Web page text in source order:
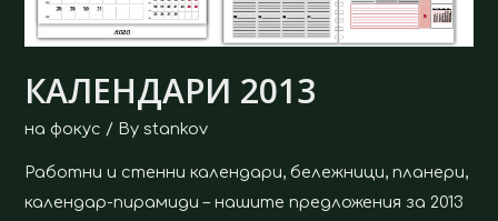
КАЛЕНДАРИ 2013
на фокус / Bystankov
Работни и стенни календари, бележници, планери,
календар-пирамиди – нашите предложения за 2013